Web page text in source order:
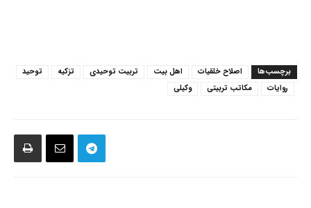
برچسب‌ها اصلاح خلقیات اهل بیت تربیت توحیدی تزکیه
توحید
روایات
مکاتب تربیتی وکیلی